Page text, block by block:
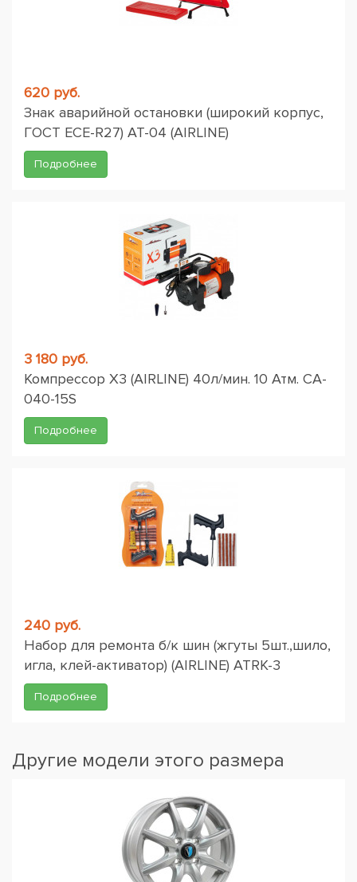
620 руб.
Знак аварийной остановки (широкий корпус,
ГОСТ ЕСЕ-R27) AT-04 (AIRLINE)
Подробнее
3 180 руб.
Компрессор X3 (AIRLINE) 40л/мин. 10 Атм. CA-
040-15S
Подробнее
240 руб.
Набор для ремонта б/к шин (жгуты 5шт.,шило,
игла, клей-активатор) (AIRLINE) ATRK-3
Подробнее
Другие модели этого размера